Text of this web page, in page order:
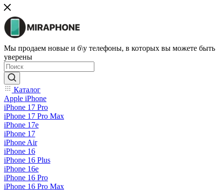
Мы продаем новые и б\у телефоны, в которых вы можете быть
уверены
Каталог
Apple iPhone
iPhone 17 Pro
iPhone 17 Pro Max
iPhone 17e
iPhone 17
iPhone Air
iPhone 16
iPhone 16 Plus
iPhone 16e
iPhone 16 Pro
iPhone 16 Pro Max